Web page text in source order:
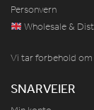
Personvern
Wholesale &
Vi tar forbehold om
SNARVEIER